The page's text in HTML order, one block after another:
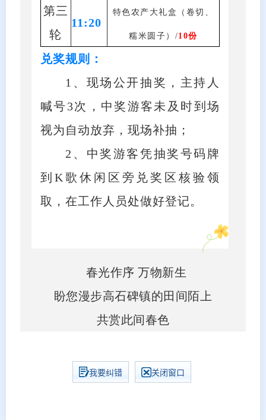
第三
轮
11:20
特色农产大礼盒（卷切、
糯米圆子）/10份
兑奖规则：
1、现场公开抽奖，主持人
喊号3次，中奖游客未及时到场
视为自动放弃，现场补抽；
2、中奖游客凭抽奖号码牌
到K歌休闲区旁兑奖区核验领
取，在工作人员处做好登记。
春光作序 万物新生
盼您漫步高石碑镇的田间陌上
共赏此间春色
我要纠错 关闭窗口